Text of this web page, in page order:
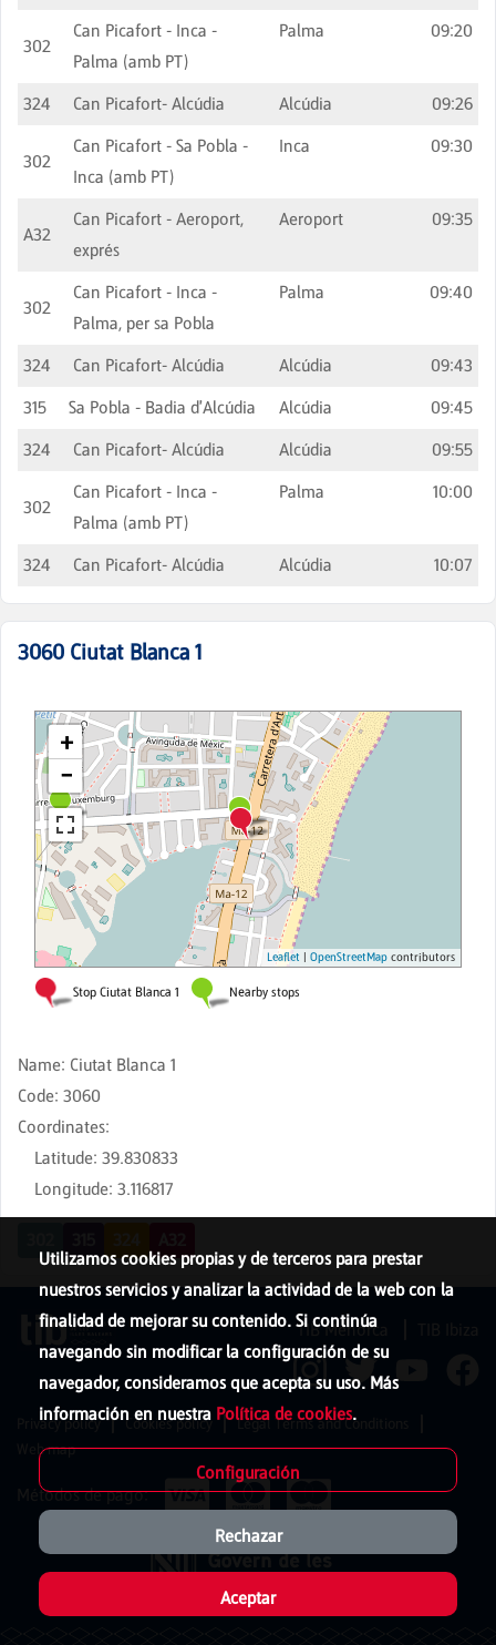
302
Can Picafort - Inca -
Palma (amb PT)
Palma 09:20
324 Can Picafort- Alcúdia Alcúdia 09:26
302
Can Picafort - Sa Pobla -
Inca (amb PT)
Inca 09:30
A32
Can Picafort - Aeroport,
exprés
Aeroport 09:35
302
Can Picafort - Inca -
Palma, per sa Pobla
Palma 09:40
324 Can Picafort- Alcúdia Alcúdia
09:43
315
Sa Pobla - Badia d'Alcúdia Alcúdia
09:45
324
Can Picafort- Alcúdia Alcúdia 09:55
302
Can Picafort - Inca -
Palma (amb PT)
Palma 10:00
324 Can Picafort- Alcúdia Alcúdia 10:07
3060 Ciutat Blanca 1
Name: Ciutat Blanca 1
Code: 3060
Coordinates:
Latitude: 39.830833
Longitude: 3.116817
Utilizamos cookies propias y de terceros para prestar
nuestros servicios y analizar la actividad de la web con la
finalidad de mejorar su contenido. Si continúa
navegando sin modificar la configuración de su
navegador, consideramos que acepta su uso. Más
información en nuestra Política de cookies.
Configuración
Rechazar
Aceptar
TIB Menorca
Privacy policy Cookies policy
Legal Terms and Conditions
Web map
Métodos de pago: